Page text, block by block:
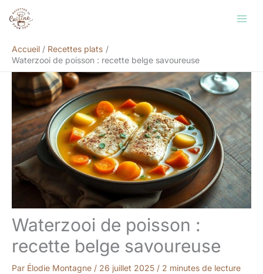
Accueil
Recettes plats
Waterzooi de poisson : recette belge savoureuse
Waterzooi de poisson :
recette belge savoureuse
Par Élodie Montagne / 26 juillet 2025 / 2 minutes de lecture
Rechercher